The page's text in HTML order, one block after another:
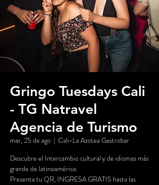
Gringo Tuesdays Cali
- TG Natravel
Agencia de Turismo
mar, 25 de ago
  |
Cali-La Azotea Gastrobar
Descubre el Intercambio cultural y de idiomas más
grande de latinoamérica.
Presenta tu QR, INGRESA GRATIS hasta las